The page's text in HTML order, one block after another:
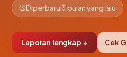
Diperbarui3 bulan yang lalu
Laporan lengkap ↓ Cek